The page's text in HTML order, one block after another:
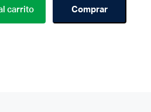
carrito Comprar